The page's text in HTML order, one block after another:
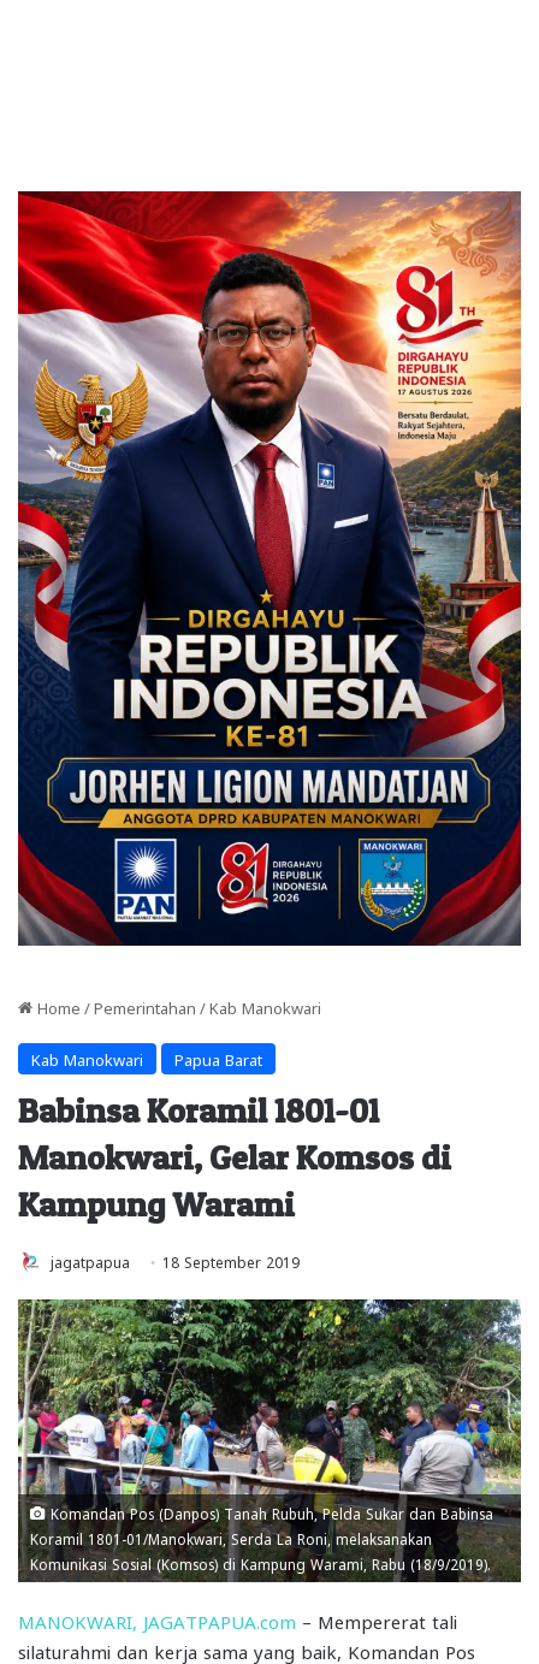
Home / Pemerintahan / Kab Manokwari
Kab Manokwari Papua Barat
Babinsa Koramil 1801-01
Manokwari, Gelar Komsos di
Kampung Warami
jagatpapua 18 September 2019
Komandan Pos (Danpos) Tanah Rubuh, Pelda Sukar dan Babinsa
Koramil 1801-01/Manokwari, Serda La Roni, melaksanakan
Komunikasi Sosial (Komsos) di Kampung Warami, Rabu (18/9/2019).
MANOKWARI, JAGATPAPUA.com – Mempererat tali
silaturahmi dan kerja sama yang baik, Komandan Pos